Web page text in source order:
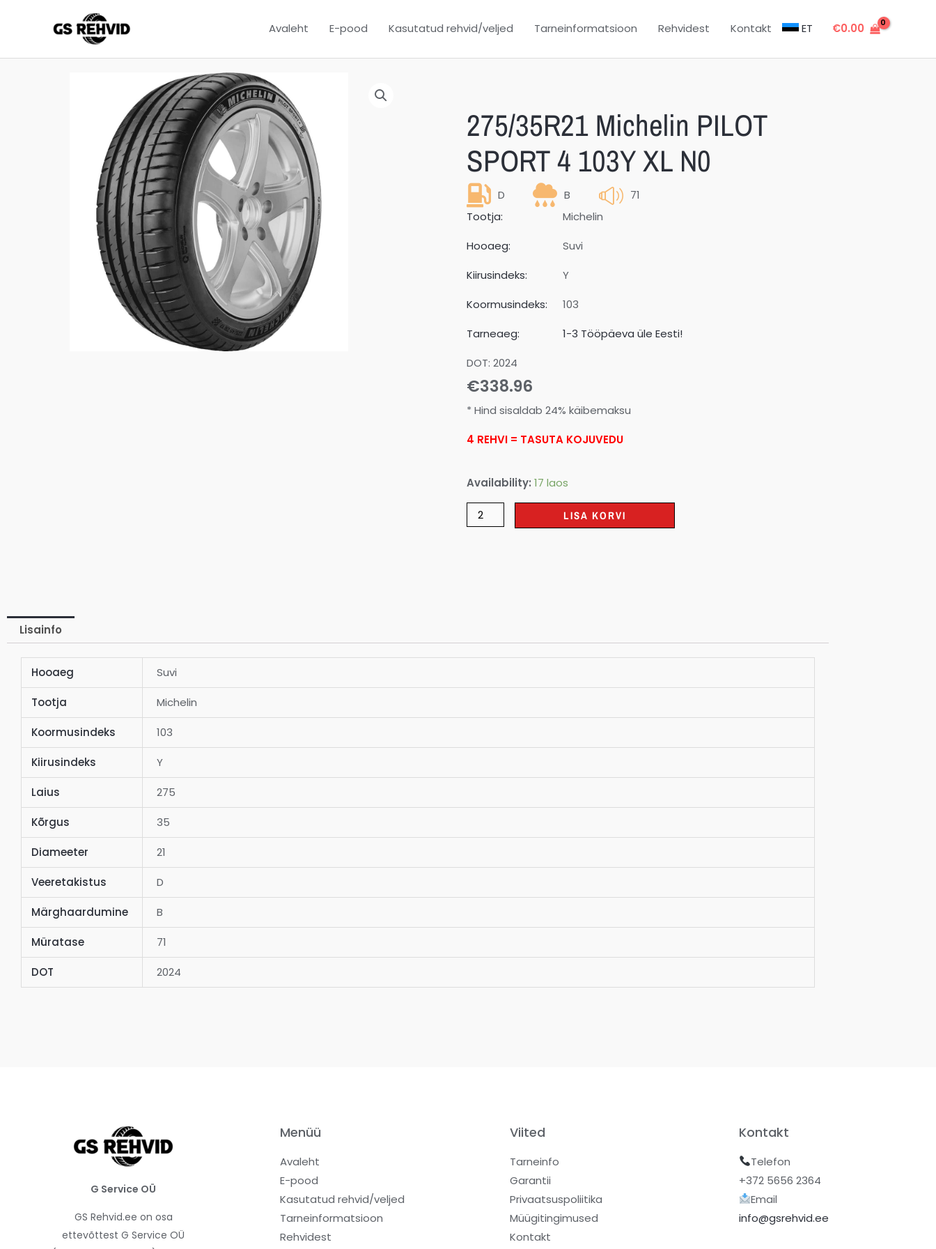
Avaleht E-pood Kasutatud rehvid/veljed Tarneinformatsioon Rehvidest Kontakt ET €0.00
275/35R21 Michelin PILOT
SPORT 4 103Y XL N0
D B
71
Tootja:
Michelin
Hooaeg:
Suvi
Kiirusindeks:
Y
Koormusindeks:
103
Tarneaeg:
1-3 Tööpäeva üle Eesti!
DOT: 2024
€338.96
* Hind sisaldab 24% käibemaksu
4 REHVI = TASUTA KOJUVEDU
Availability: 17 laos
LISA KORVI
Lisainfo
Hooaeg Suvi
Tootja Michelin
Koormusindeks 103
Kiirusindeks Y
Laius 275
Kõrgus 35
Diameeter 21
Veeretakistus D
Märghaardumine B
Müratase 71
DOT 2024
G Service OÜ
GS Rehvid.ee on osa
ettevõttest G Service OÜ
Menüü
Avaleht
E-pood
Kasutatud rehvid/veljed
Tarneinformatsioon
Rehvidest
Viited
Tarneinfo
Garantii
Privaatsuspoliitika
Müügitingimused
Kontakt
Kontakt
Telefon
+372 5656 2364
Email
info@gsrehvid.ee